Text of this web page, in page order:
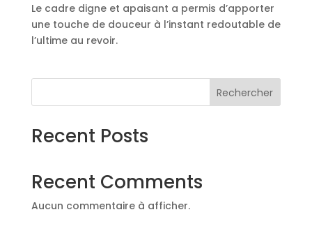
Le cadre digne et apaisant a permis d’apporter
une touche de douceur à l’instant redoutable de
l’ultime au revoir.
Rechercher
Recent Posts
Recent Comments
Aucun commentaire à afficher.